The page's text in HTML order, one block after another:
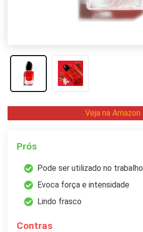
Veja na Amazon
Prós
Pode ser utilizado no trabalho
Evoca força e intensidade
Lindo frasco
Contras